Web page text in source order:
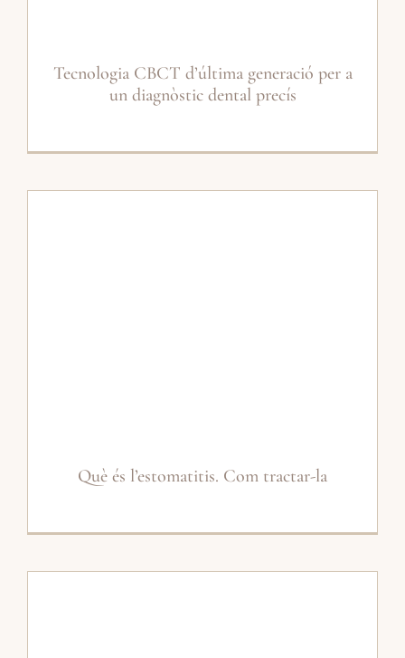
Tecnologia CBCT d’última generació per a
un diagnòstic dental precís
Què és l’estomatitis. Com tractar-la